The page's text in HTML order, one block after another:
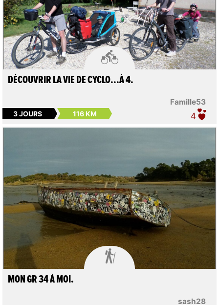

Famille53
DÉCOUVRIR LA VIE DE CYCLO...À 4.
3 JOURS 116 KM 4

sash28
MON GR 34 À MOI.